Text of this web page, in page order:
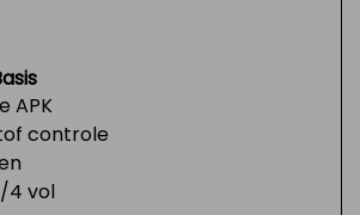
APK
controle
4 vol